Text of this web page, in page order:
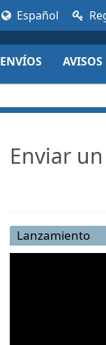
Español
ENVÍOS AVISOS
Enviar
Lanzamiento